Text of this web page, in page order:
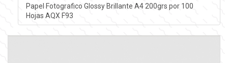
Papel Fotografico Glossy Brillante A4 200grs por 100
Hojas AQX F93